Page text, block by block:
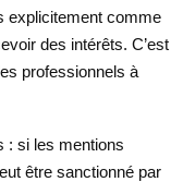
explicitement comme
des intérêts. C’est
professionnels à
: si les mentions
être sanctionné par